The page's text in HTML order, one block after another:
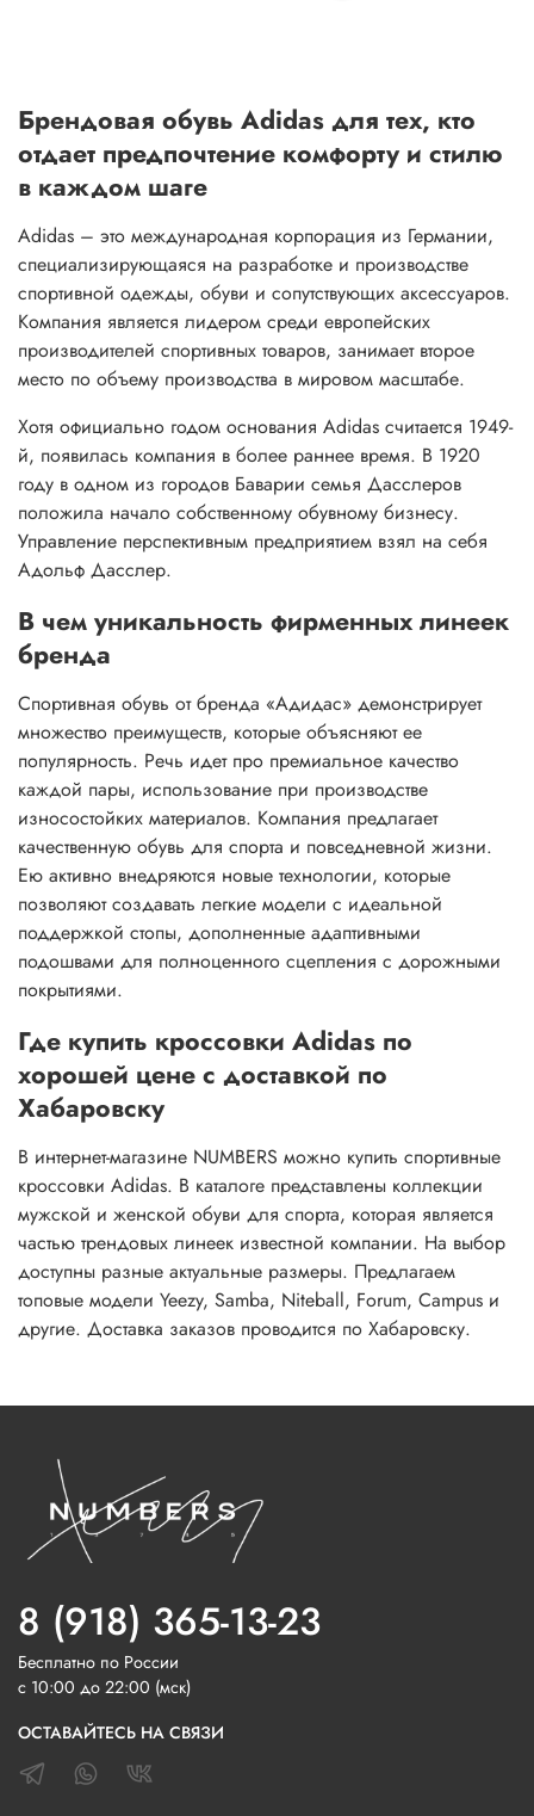
Брендовая обувь Adidas для тех, кто
отдает предпочтение комфорту и стилю
в каждом шаге
Adidas – это международная корпорация из Германии,
специализирующаяся на разработке и производстве
спортивной одежды, обуви и сопутствующих аксессуаров.
Компания является лидером среди европейских
производителей спортивных товаров, занимает второе
место по объему производства в мировом масштабе.
Хотя официально годом основания Adidas считается 1949-
й, появилась компания в более раннее время. В 1920
году в одном из городов Баварии семья Дасслеров
положила начало собственному обувному бизнесу.
Управление перспективным предприятием взял на себя
Адольф Дасслер.
В чем уникальность фирменных линеек
бренда
Спортивная обувь от бренда «Адидас» демонстрирует
множество преимуществ, которые объясняют ее
популярность. Речь идет про премиальное качество
каждой пары, использование при производстве
износостойких материалов. Компания предлагает
качественную обувь для спорта и повседневной жизни.
Ею активно внедряются новые технологии, которые
позволяют создавать легкие модели с идеальной
поддержкой стопы, дополненные адаптивными
подошвами для полноценного сцепления с дорожными
покрытиями.
Где купить кроссовки Adidas по
хорошей цене с доставкой по
Хабаровску
В интернет-магазине NUMBERS можно купить спортивные
кроссовки Adidas. В каталоге представлены коллекции
мужской и женской обуви для спорта, которая является
частью трендовых линеек известной компании. На выбор
доступны разные актуальные размеры. Предлагаем
топовые модели Yeezy, Samba, Niteball, Forum, Campus и
другие. Доставка заказов проводится по Хабаровску.
8 (918) 365-13-23
Бесплатно по России
с 10:00 до 22:00 (мск)
ОСТАВАЙТЕСЬ НА СВЯЗИ